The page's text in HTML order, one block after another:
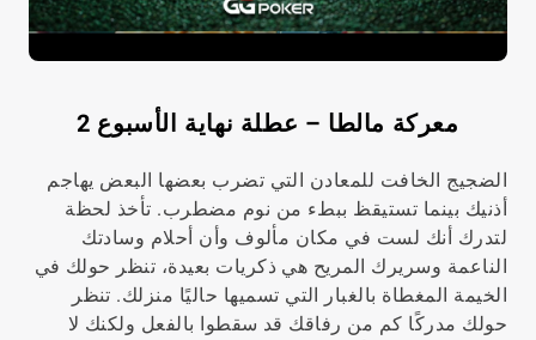
معركة مالطا – عطلة نهاية الأسبوع 2
الضجيج الخافت للمعادن التي تضرب بعضها البعض يهاجم
أذنيك بينما تستيقظ ببطء من نوم مضطرب. تأخذ لحظة
لتدرك أنك لست في مكان مألوف وأن أحلام وسادتك
الناعمة وسريرك المريح هي ذكريات بعيدة، تنظر حولك في
الخيمة المغطاة بالغبار التي تسميها حاليًا منزلك. تنظر
حولك مدركًا كم من رفاقك قد سقطوا بالفعل ولكنك لا